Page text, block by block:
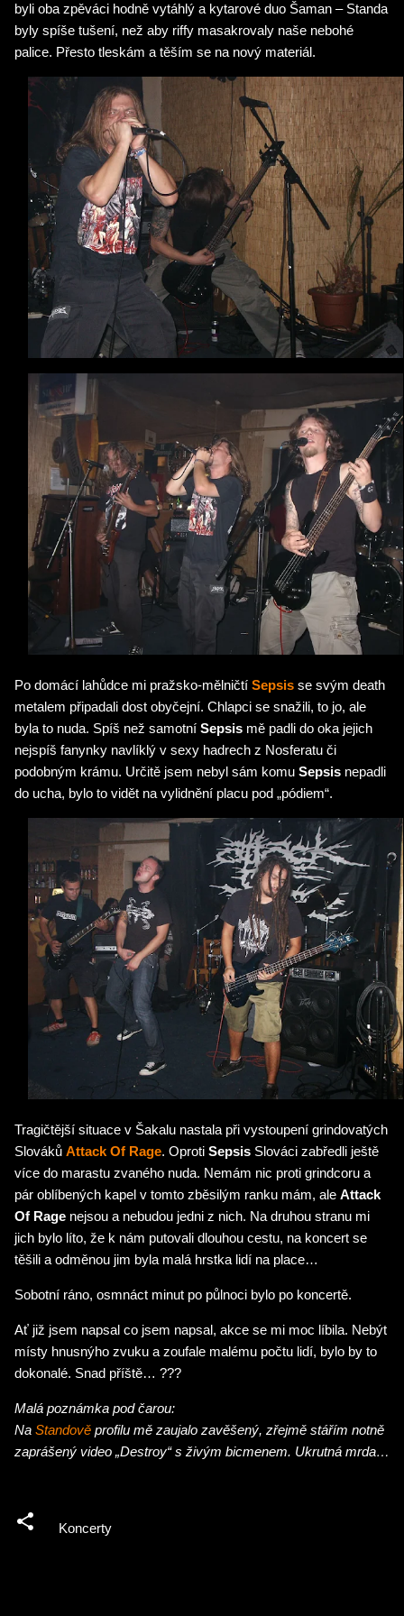
byli oba zpěváci hodně vytáhlý a kytarové duo Šaman – Standa
byly spíše tušení, než aby riffy masakrovaly naše nebohé
palice. Přesto tleskám a těším se na nový materiál.
Po domácí lahůdce mi pražsko-mělničtí Sepsis se svým death
metalem připadali dost obyčejní. Chlapci se snažili, to jo, ale
byla to nuda. Spíš než samotní Sepsis mě padli do oka jejich
nejspíš fanynky navlíklý v sexy hadrech z Nosferatu či
podobným krámu. Určitě jsem nebyl sám komu Sepsis nepadli
do ucha, bylo to vidět na vylidnění placu pod „pódiem“.
Tragičtější situace v Šakalu nastala při vystoupení grindovatých
Slováků Attack Of Rage. Oproti Sepsis Slováci zabředli ještě
více do marastu zvaného nuda. Nemám nic proti grindcoru a
pár oblíbených kapel v tomto zběsilým ranku mám, ale Attack
Of Rage nejsou a nebudou jedni z nich. Na druhou stranu mi
jich bylo líto, že k nám putovali dlouhou cestu, na koncert se
těšili a odměnou jim byla malá hrstka lidí na place…
Sobotní ráno, osmnáct minut po půlnoci bylo po koncertě.
Ať již jsem napsal co jsem napsal, akce se mi moc líbila. Nebýt
místy hnusnýho zvuku a zoufale malému počtu lidí, bylo by to
dokonalé. Snad příště… ???
Malá poznámka pod čarou:
Na Standově profilu mě zaujalo zavěšený, zřejmě stářím notně
zaprášený video „Destroy“ s živým bicmenem. Ukrutná mrda…
Koncerty